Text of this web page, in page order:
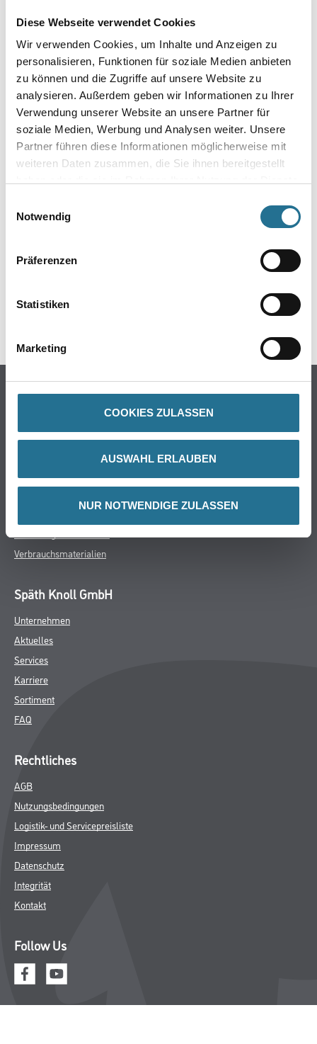
Diese Webseite verwendet Cookies
Wir verwenden Cookies, um Inhalte und Anzeigen zu
personalisieren, Funktionen für soziale Medien anbieten
zu können und die Zugriffe auf unsere Website zu
analysieren. Außerdem geben wir Informationen zu Ihrer
Verwendung unserer Website an unsere Partner für
soziale Medien, Werbung und Analysen weiter. Unsere
Partner führen diese Informationen möglicherweise mit
weiteren Daten zusammen, die Sie ihnen bereitgestellt
Notwendig
Präferenzen
Statistiken
Marketing
COOKIES ZULASSEN
AUSWAHL ERLAUBEN
NUR NOTWENDIGE ZULASSEN
Art-Nr.:1065-002872
Umrechnungsfaktoren
ZUSATZINFOS
EAN
4003982330260
WDV-Systeme
Wand- & Deckenbeläge
Verbrauchsmaterialien
Späth Knoll GmbH
Unternehmen
Aktuelles
Services
Karriere
Sortiment
FAQ
Rechtliches
AGB
Nutzungsbedingungen
Logistik- und Servicepreisliste
Impressum
Datenschutz
Integrität
Kontakt
Follow Us